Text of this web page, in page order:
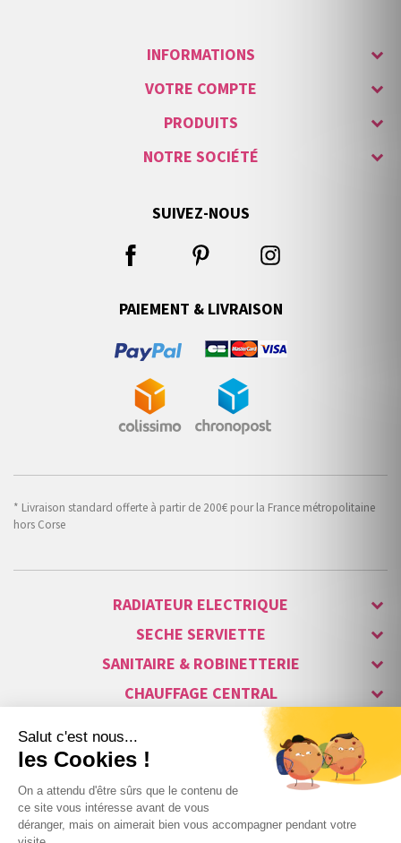
INFORMATIONS
VOTRE COMPTE
PRODUITS
NOTRE SOCIÉTÉ
SUIVEZ-NOUS
PAIEMENT & LIVRAISON
* Livraison standard offerte à partir de 200€ pour la France métropolitaine
hors Corse
RADIATEUR ELECTRIQUE
SECHE SERVIETTE
SANITAIRE & ROBINETTERIE
CHAUFFAGE CENTRAL
ALARME & SÉCURITÉ
MAISON CONNECTÉE
VISIOPHONE & INTERPHONE
LUMINAIRES & ECLAIRAGE